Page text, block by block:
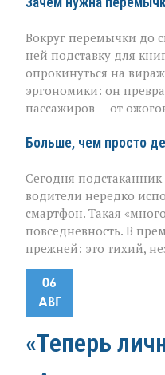
Вокруг перемычки до
ней подставку для
опрокинуться на
эргономики: он
пассажиров — от
Больше, чем просто
Сегодня
водители нередко
смартфон. Такая
повседневность. В
прежней: это тихий,
06
АВГ
«Теперь